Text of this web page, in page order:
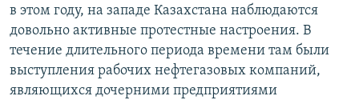
в этом году, на западе Казахстана наблюдаются
довольно активные протестные настроения. В
течение длительного периода времени там были
выступления рабочих нефтегазовых компаний,
являющихся дочерними предприятиями